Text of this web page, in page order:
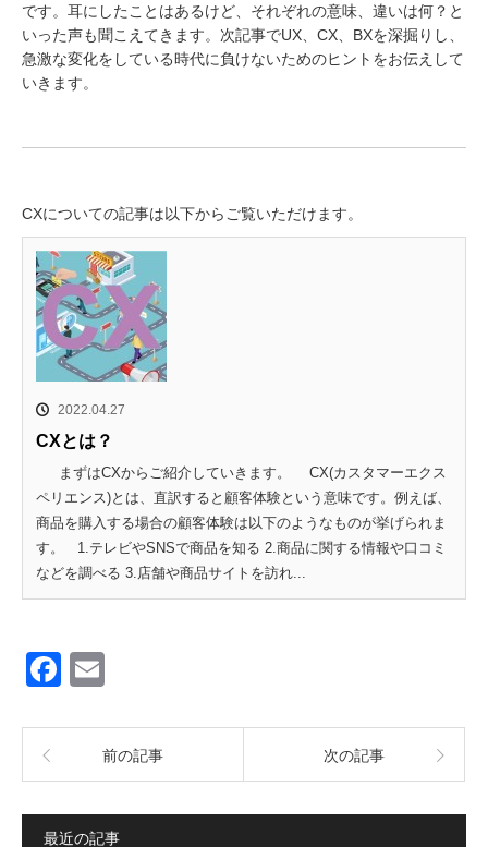
です。耳にしたことはあるけど、それぞれの意味、違いは何？と
いった声も聞こえてきます。次記事でUX、CX、BXを深掘りし、
急激な変化をしている時代に負けないためのヒントをお伝えして
いきます。
CXについての記事は以下からご覧いただけます。
2022.04.27
CXとは？
まずはCXからご紹介していきます。 CX(カスタマーエクス
ペリエンス)とは、直訳すると顧客体験という意味です。例えば、
商品を購入する場合の顧客体験は以下のようなものが挙げられま
す。 1.テレビやSNSで商品を知る 2.商品に関する情報や口コミ
などを調べる 3.店舗や商品サイトを訪れ...
F
c
e
b
ail
前の記事 次の記事
最近の記事